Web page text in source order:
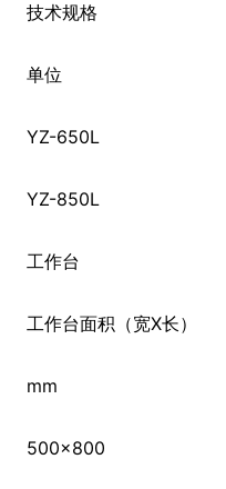
技术规格
单位
YZ-650L
YZ-850L
工作台
工作台面积（宽X长）
mm
500×800